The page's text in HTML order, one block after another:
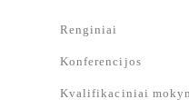
Renginiai
Konferencijos
Kvalifikaciniai